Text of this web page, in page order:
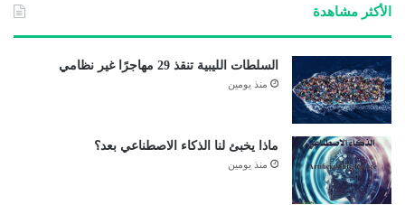
الأكثر مشاهدة
السلطات الليبية تنقذ 29 مهاجرًا غير نظامي
منذ يومين
ماذا يخبئ لنا الذكاء الاصطناعي بعد؟
منذ يومين